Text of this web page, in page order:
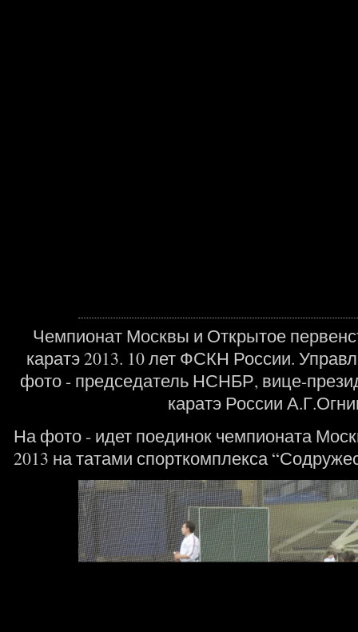
Чемпионат Москвы и Открытое
каратэ 2013. 10 лет ФСКН России.
фото - председатель НСНБР, вице-
каратэ России
На фото - идет поединок чемпионата
2013 на татами спорткомплекса